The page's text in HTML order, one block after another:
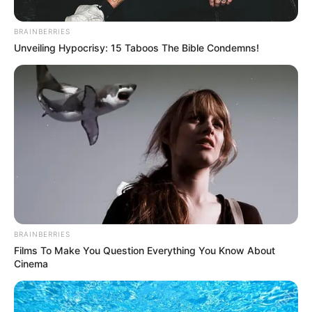
BRAINBERRIES
Unveiling Hypocrisy: 15 Taboos The Bible Condemns!
BRAINBERRIES
Films To Make You Question Everything You Know About
Cinema